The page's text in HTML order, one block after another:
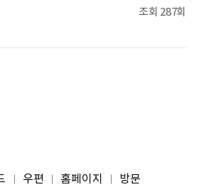
조회 287회
우편 홈페이지
방문